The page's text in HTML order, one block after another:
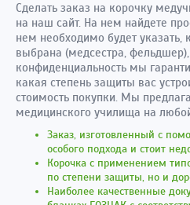
Сделать заказ на корочку
на наш сайт. На нем найдете
нем необходимо будет указать,
выбрана (медсестра,
конфиденциальность мы
какая степень защиты вас
стоимость покупки. Мы
медицинского училища на
Заказ, изготовленный с
особого подхода и стоит
Корочка с применением
по степени защиты, но и
Наиболее качественные